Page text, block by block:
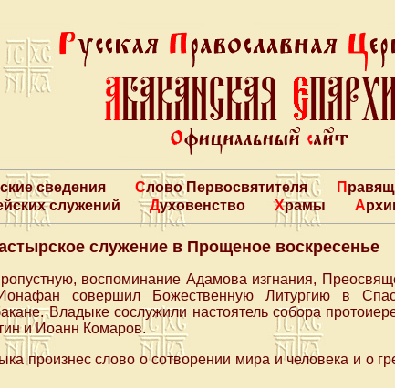
сведения Слово Первосвятителя
служений
Духовенство Храмы
служение в Прощеное воскресенье
воспоминание Адамова изгнания,
совершил Божественную Литургию в
Владыке сослужили настоятель собора
и Иоанн Комаров.
произнес слово о сотворении мира и человека и о